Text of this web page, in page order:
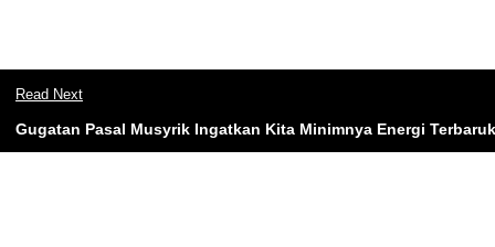
Read Next
Gugatan Pasal Musyrik Ingatkan Kita Minimnya Energi